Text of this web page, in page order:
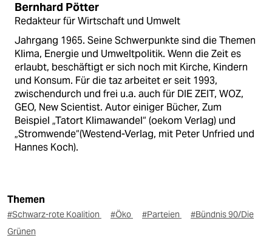
Bernhard Pötter
Redakteur für Wirtschaft und Umwelt
Jahrgang 1965. Seine Schwerpunkte sind die Themen
Klima, Energie und Umweltpolitik. Wenn die Zeit es
erlaubt, beschäftigt er sich noch mit Kirche, Kindern
und Konsum. Für die taz arbeitet er seit 1993,
zwischendurch und frei u.a. auch für DIE ZEIT, WOZ,
GEO, New Scientist. Autor einiger Bücher, Zum
Beispiel „Tatort Klimawandel“ (oekom Verlag) und
„Stromwende“(Westend-Verlag, mit Peter Unfried und
Hannes Koch).
Themen
#Schwarz-rote Koalition #Öko #Parteien
#Bündnis 90/Die
Grünen